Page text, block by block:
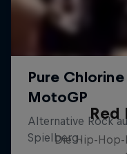
Red
Die Hip-